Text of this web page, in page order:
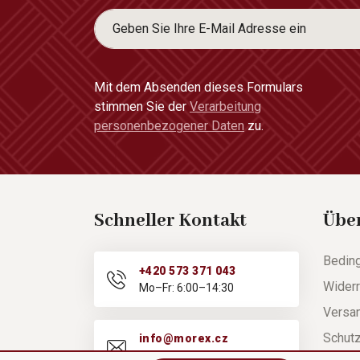
Mit dem Absenden dieses Formulars
stimmen Sie der Verarbeitung
personenbezogener Daten zu.
Schneller Kontakt
+420 573 371 043
Mo–Fr: 6:00–14:30
info@morex.cz
Mo–Fr: 6:00–14:30